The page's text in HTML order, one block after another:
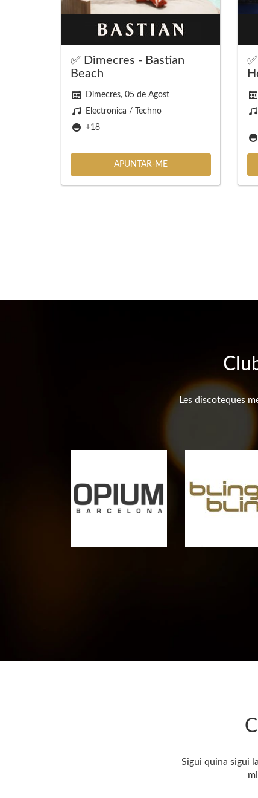
✅ Dimecres - Bastian
Beach
Dimecres, 05 de Agost
Electronica / Techno
+18
APUNTAR-ME
Les discoteques
Sigui quina sigui